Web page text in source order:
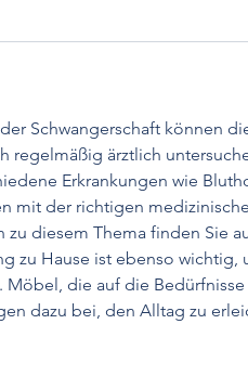
Schwangerschaft können
regelmäßig ärztlich
Erkrankungen wie
mit der richtigen
diesem Thema finden Sie
zu Hause ist ebenso wichtig,
Möbel, die auf die
dazu bei, den Alltag zu